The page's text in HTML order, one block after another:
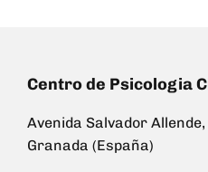
Centro de Psicologia
Avenida Salvador Allende,
Granada (España)